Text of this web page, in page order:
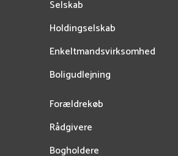
Selskab
Holdingselskab
Enkeltmandsvirksomhed
Boligudlejning
Forældrekøb
Rådgivere
Bogholdere